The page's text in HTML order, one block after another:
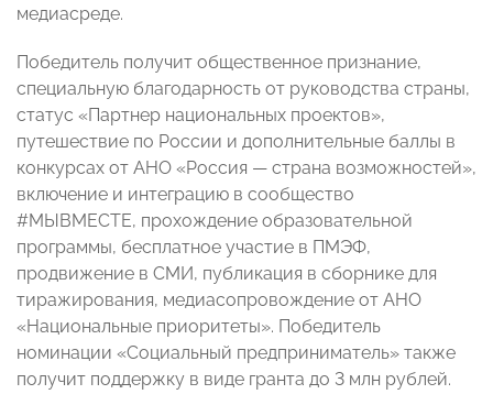
медиасреде.
Победитель получит общественное признание,
специальную благодарность от руководства страны,
статус «Партнер национальных проектов»,
путешествие по России и дополнительные баллы в
конкурсах от АНО «Россия — страна возможностей»,
включение и интеграцию в сообщество
#МЫВМЕСТЕ, прохождение образовательной
программы, бесплатное участие в ПМЭФ,
продвижение в СМИ, публикация в сборнике для
тиражирования, медиасопровождение от АНО
«Национальные приоритеты». Победитель
номинации «Социальный предприниматель» также
получит поддержку в виде гранта до 3 млн рублей.